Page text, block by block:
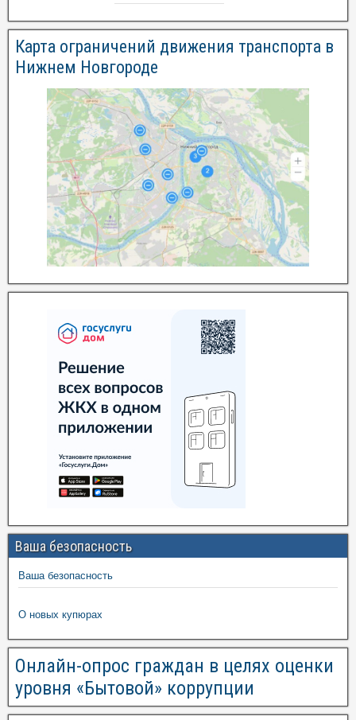
Карта ограничений движения транспорта в
Нижнем Новгороде
Ваша безопасность
Ваша безопасность
О новых купюрах
Онлайн-опрос граждан в целях оценки
уровня «Бытовой» коррупции